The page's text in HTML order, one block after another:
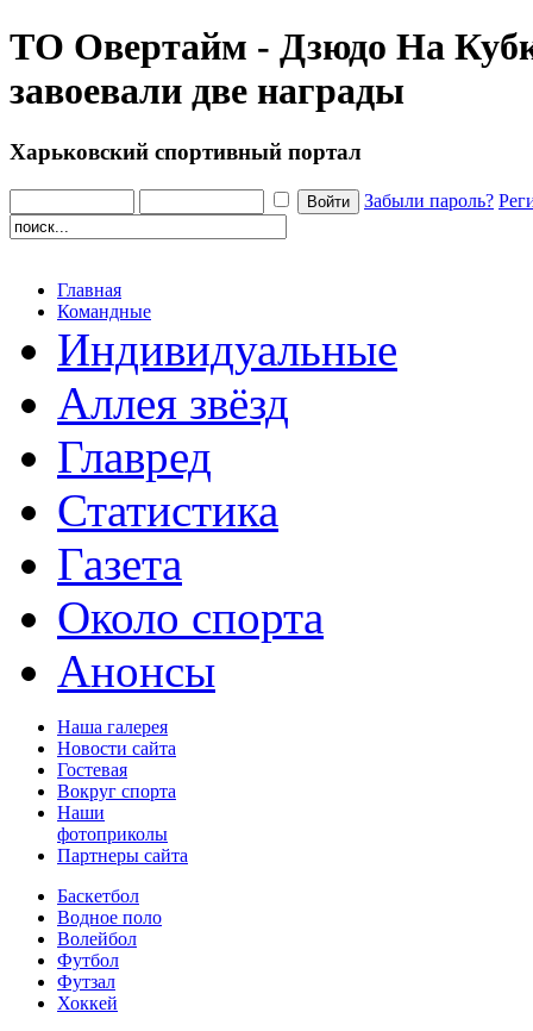
ТО Овертайм - Дзюдо На
завоевали две награды
Харьковский спортивный портал
Забыли пароль?
Главная
Командные
Индивидуальные
Аллея звёзд
Главред
Статистика
Газета
Около спорта
Анонсы
Наша галерея
Новости сайта
Гостевая
Вокруг спорта
Наши
фотоприколы
Партнеры сайта
Баскетбол
Водное поло
Волейбол
Футбол
Футзал
Хоккей